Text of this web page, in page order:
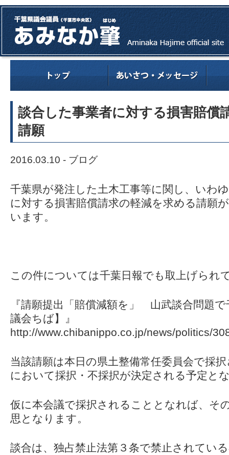
談合した事業者に対する損害賠償
請願
2016.03.10 - ブログ
千葉県が発注した土木工事等に関し、いわ
に対する損害賠償請求の軽減を求める請願
います。
この件については千葉日報でも取上げられ
『請願提出「賠償減額を」 山武談合問題
議会ちば】』
http://www.chibanippo.co.jp/news/politics/
当該請願は本日の県土整備常任委員会で採
において採択・不採択が決定される予定と
仮に本会議で採択されることとなれば、そ
思となります。
談合は、独占禁止法第３条で禁止されてい